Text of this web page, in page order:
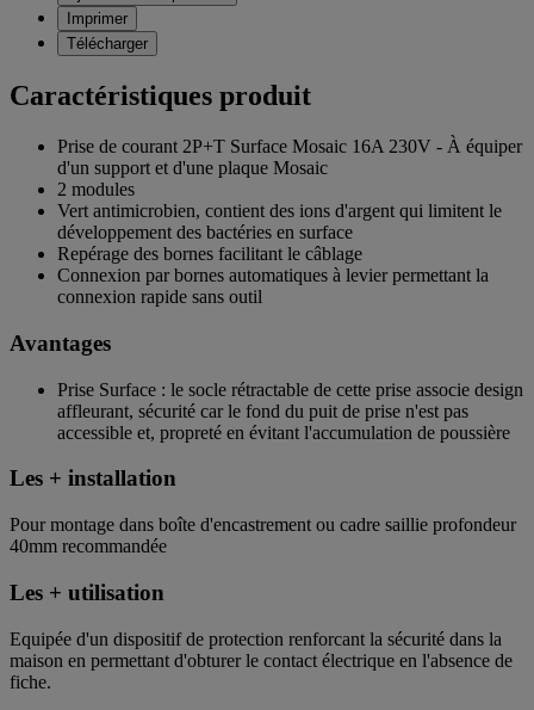
Imprimer
Télécharger
Caractéristiques produit
Prise de courant 2P+T Surface Mosaic 16A 230V - À équiper
d'un support et d'une plaque Mosaic
2 modules
Vert antimicrobien, contient des ions d'argent qui limitent le
développement des bactéries en surface
Repérage des bornes facilitant le câblage
Connexion par bornes automatiques à levier permettant la
connexion rapide sans outil
Avantages
Prise Surface : le socle rétractable de cette prise associe design
affleurant, sécurité car le fond du puit de prise n'est pas
accessible et, propreté en évitant l'accumulation de poussière
Les + installation
Pour montage dans boîte d'encastrement ou cadre saillie profondeur
40mm recommandée
Les + utilisation
Equipée d'un dispositif de protection renforcant la sécurité dans la
maison en permettant d'obturer le contact électrique en l'absence de
fiche.